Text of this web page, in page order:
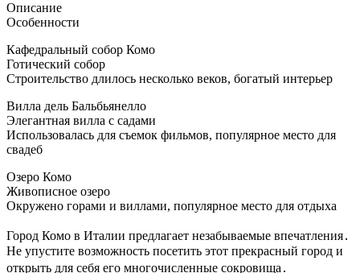
Описание
Особенности
Кафедральный собор Комо
Готический собор
Строительство длилось несколько веков, богатый интерьер
Вилла дель Бальбьянелло
Элегантная вилла с садами
Использовалась для съемок фильмов, популярное место для
свадеб
Озеро Комо
Живописное озеро
Окружено горами и виллами, популярное место для отдыха
Город Комо в Италии предлагает незабываемые впечатления․
Не упустите возможность посетить этот прекрасный город и
открыть для себя его многочисленные сокровища․